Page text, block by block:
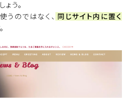
う。
うのではなく、 同じサイト内に置く